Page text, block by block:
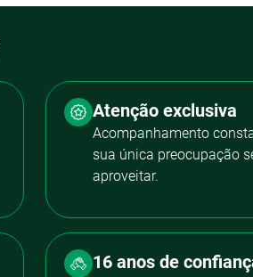
Atenção exclusiva
Acompanhamento
sua única preocupação
aproveitar.
16 anos de